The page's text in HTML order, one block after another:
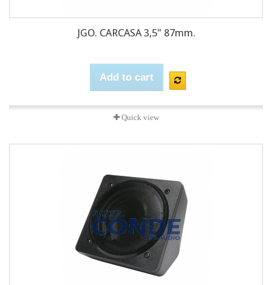
JGO. CARCASA 3,5" 87mm.
Add to cart
Quick view